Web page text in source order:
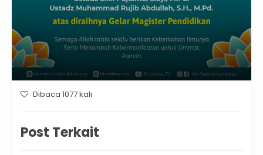
Dibaca 1077 kali
Post Terkait